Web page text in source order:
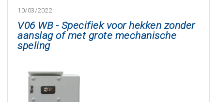
10/03/2022
V06 WB - Specifiek voor hekken zonder
aanslag of met grote mechanische
speling